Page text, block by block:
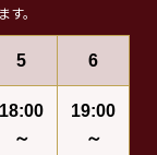
す。
5 6
18:00
～
19:00
～